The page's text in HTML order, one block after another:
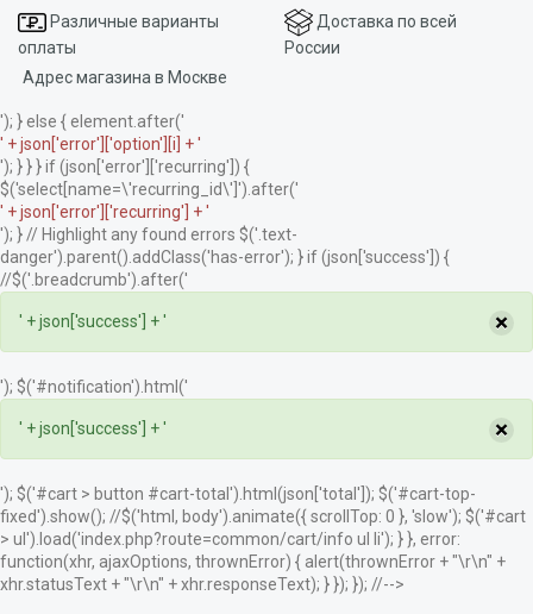
Различные варианты
оплаты
Доставка по всей
России
Адрес магазина в Москве
'); } else { element.after('
' + json['error']['option'][i] + '
'); } } } if (json['error']['recurring']) {
$('select[name=\'recurring_id\']').after('
' + json['error']['recurring'] + '
'); } // Highlight any found errors $('.text-
danger').parent().addClass('has-error'); } if (json['success']) {
//$('.breadcrumb').after('
' + json['success'] + ' ×
'); $('#notification').html('
' + json['success'] + ' ×
'); $('#cart > button #cart-total').html(json['total']); $('#cart-top-
fixed').show(); //$('html, body').animate({ scrollTop: 0 }, 'slow'); $('#cart
> ul').load('index.php?route=common/cart/info ul li'); } }, error:
function(xhr, ajaxOptions, thrownError) { alert(thrownError + "\r\n" +
xhr.statusText + "\r\n" + xhr.responseText); } }); }); //-->